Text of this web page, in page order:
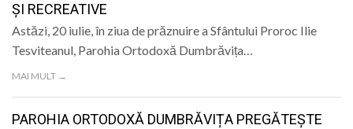
ȘI RECREATIVE
Astăzi, 20 iulie, în ziua de prăznuire a Sfântului Proroc Ilie
Tesviteanul, Parohia Ortodoxă Dumbrăvița…
MAI MULT →
PAROHIA ORTODOXĂ DUMBRĂVIȚA PREGĂTEȘTE